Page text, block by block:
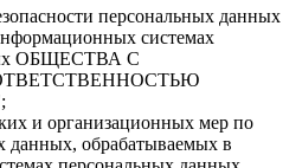
персональных данных
системах
ОБЩЕСТВА С
и организационных мер по
данных, обрабатываемых в